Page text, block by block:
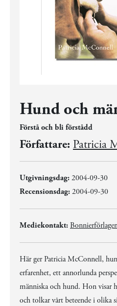
Hund och
Förstå och bli förstådd
Författare: Patricia
Utgivningsdag:2004-09-30
Recensionsdag:2004-09-30
Mediekontakt:
Här ger Patricia McConnell,
erfarenhet, ett annorlunda
människa och hund. Hon visar
och tolkar vårt beteende i olika